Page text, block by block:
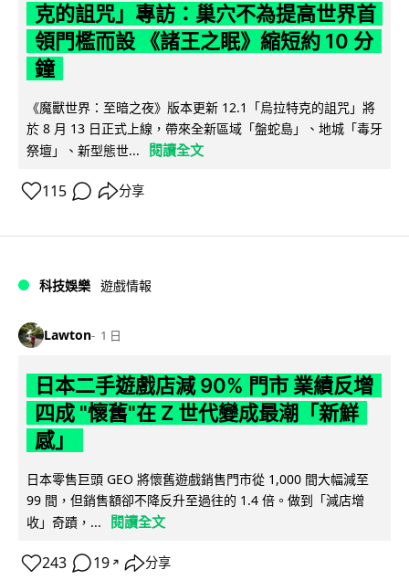
克的詛咒」專訪：巢穴不為提高世界首
領門檻而設 《諸王之眠》縮短約 10 分
鐘
《魔獸世界：至暗之夜》版本更新 12.1「烏拉特克的詛咒」將
於 8 月 13 日正式上線，帶來全新區域「盤蛇島」、地城「毒牙
祭壇」、新型態世...
閱讀全文
115 分享
科技娛樂 遊戲情報
Lawton 1 日
日本二手遊戲店減 90% 門市 業績反增
四成 "懷舊"在 Z 世代變成最潮「新鮮
感」
日本零售巨頭 GEO 將懷舊遊戲銷售門市從 1,000 間大幅減至
99 間，但銷售額卻不降反升至過往的 1.4 倍。做到「減店增
收」奇蹟，...
閱讀全文
243 19 ↗ 分享